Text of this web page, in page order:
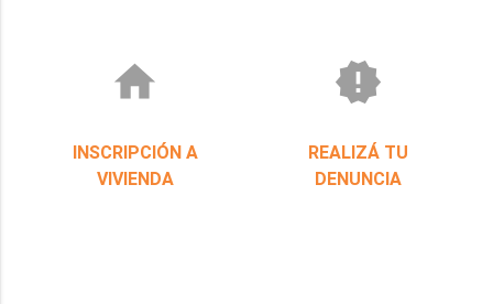
home
INSCRIPCIÓN A
VIVIENDA
new_releases
REALIZÁ TU
DENUNCIA